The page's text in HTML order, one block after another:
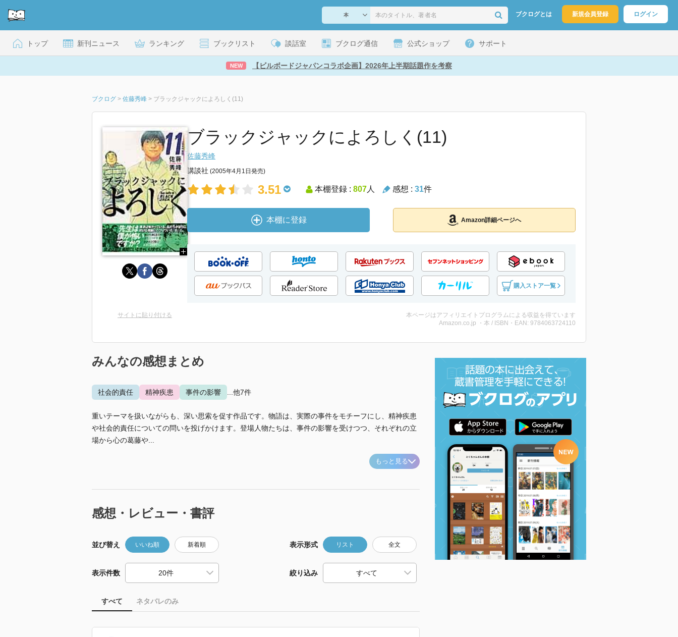
ブクログとは 新規会員登録 ログイン
トップ 新刊ニュース ランキング ブックリスト 談話室 ブクログ通信 公式ショップ サポート
NEW 【ビルボードジャパンコラボ企画】2026年上半期話題作を考察
ブクログ > 佐藤秀峰 > ブラックジャックによろしく(11)
ブラックジャックによろしく(11)
佐藤秀峰
講談社 (2005年4月1日発売)
3.51 本棚登録 : 807人 感想 : 31件
本棚に登録 Amazon詳細ページへ
購入ストア一覧
サイトに貼り付ける
本ページはアフィリエイトプログラムによる収益を得ています
Amazon.co.jp ・本 / ISBN・EAN: 9784063724110
みんなの感想まとめ
社会的責任 精神疾患 事件の影響 ...他7件
重いテーマを扱いながらも、深い思索を促す作品です。物語は、実際の事件をモチーフにし、精神疾患
や社会的責任についての問いを投げかけます。登場人物たちは、事件の影響を受けつつ、それぞれの立
場から心の葛藤や...
もっと見る
感想・レビュー・書評
並び替え いいね順 新着順 表示形式 リスト 全文
表示件数 絞り込み
すべて ネタバレのみ